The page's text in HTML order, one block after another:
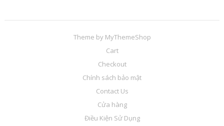
Theme by MyThemeShop
Cart
Checkout
Chính sách bảo mật
Contact Us
Cửa hàng
Điều Kiện Sử Dụng